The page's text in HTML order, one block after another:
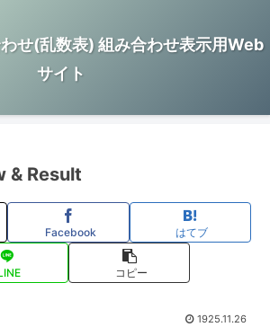
せ(乱数表) 組み合わせ表示用Web
サイト
& Result
Facebook はてブ
コピー
1925.11.26